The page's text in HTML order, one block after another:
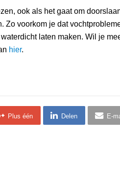
ook als het gaat om
Zo voorkom je dat
laten maken. Wil je
hier.
Plus één Delen E-